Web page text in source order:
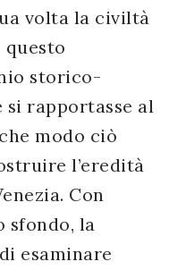
volta la civiltà
storico-
rapportasse al
modo ciò
l’eredità
Con
sfondo, la
esaminare